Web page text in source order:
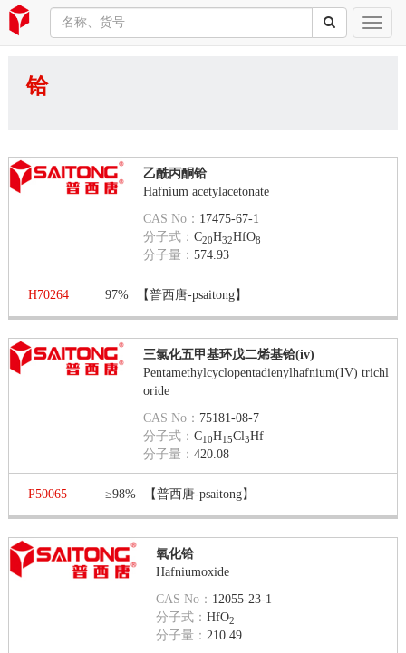
铪
乙酰丙酮铪
Hafnium acetylacetonate
CAS No： 17475-67-1
分子式：C20H32HfO8
分子量：574.93
H70264 97% 【普西唐-psaitong】
三氯化五甲基环戊二烯基铪(iv)
Pentamethylcyclopentadienylhafnium(IV) trichl
oride
CAS No： 75181-08-7
分子式：C10H15Cl3Hf
分子量：420.08
P50065 ≥98% 【普西唐-psaitong】
氧化铪
Hafniumoxide
CAS No： 12055-23-1
分子式：HfO2
分子量：210.49